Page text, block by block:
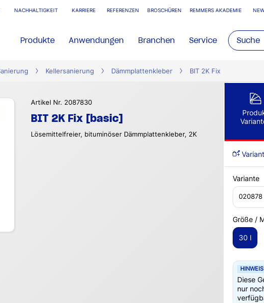
NACHHALTIGKEIT KARRIERE REFERENZEN BROSCHÜREN REMMERS AKADEMIE
Produkte Anwendungen Branchen Service
Kellersanierung Dämmplattenkleber BIT 2K Fix
Artikel Nr. 2087830
BIT 2K Fix [basic]
Lösemittelfreier, bituminöser Dämmplattenkleber, 2K
Variante
020878
Größe /
30 l
HINWEIS
Diese
nur